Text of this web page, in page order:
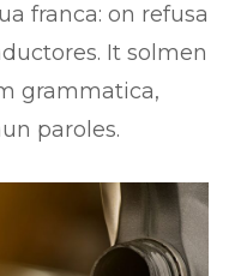
franca: on refusa
It solmen
grammatica,
paroles.